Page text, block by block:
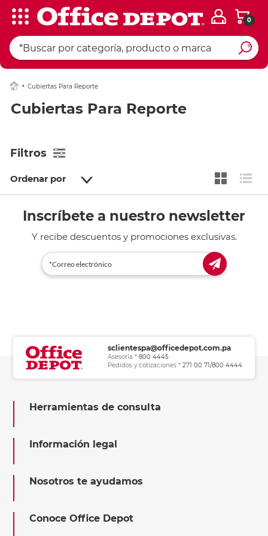
0
Cubiertas Para Reporte
Cubiertas Para Reporte
Filtros
Ordenar por
Inscríbete a nuestro newsletter
Y recibe descuentos y promociones exclusivas.
sclientespa@officedepot.com.pa
Asesoría * 800 4445
Pedidos y cotizaciones * 271 00 71/800 4444
Herramientas de consulta
Información legal
Nosotros te ayudamos
Conoce Office Depot